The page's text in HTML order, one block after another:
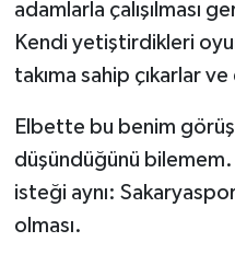
adamlarla çalışılması
Kendi yetiştirdikleri
takıma sahip çıkarlar
Elbette bu benim
düşündüğünü
isteği aynı:
olması.